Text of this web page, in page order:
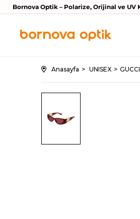
Bornova Optik – Polarize, Orijinal ve UV
Anasayfa UNISEX